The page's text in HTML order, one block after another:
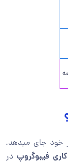
خود جای میدهد.
فیبوگروپ در